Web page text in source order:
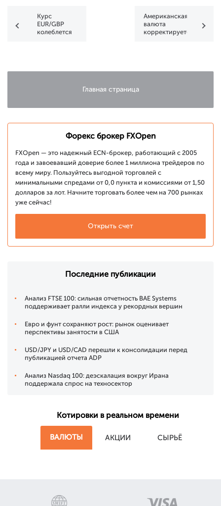
Курс
EUR/GBP
колеблется
Американская
валюта
корректируется
Пауэлла
Главная страница
Форекс брокер FXOpen
FXOpen — это надежный ECN-брокер, работающий с 2005
года и завоевавший доверие более 1 миллиона трейдеров по
всему миру. Пользуйтесь выгодной торговлей с
минимальными спредами от 0,0 пункта и комиссиями от 1,50
долларов за лот. Начните торговать более чем на 700 рынках
уже сейчас!
Открыть счет
Последние публикации
Анализ FTSE 100: сильная отчетность BAE Systems
поддерживает ралли индекса у рекордных вершин
Евро и фунт сохраняют рост: рынок оценивает
перспективы занятости в США
USD/JPY и USD/CAD перешли к консолидации перед
публикацией отчета ADP
Анализ Nasdaq 100: деэскалация вокруг Ирана
поддержала спрос на техносектор
Котировки в реальном времени
ВАЛЮТЫ АКЦИИ СЫРЬЁ